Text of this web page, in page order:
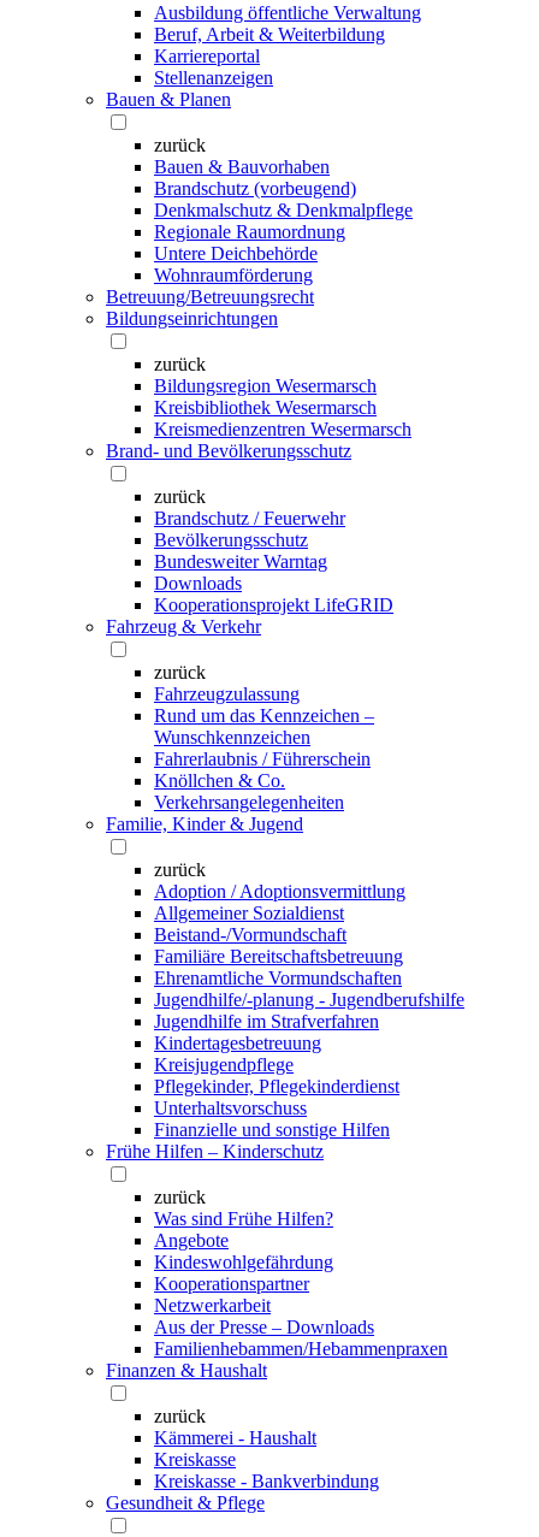
Ausbildung öffentliche Verwaltung
Beruf, Arbeit & Weiterbildung
Karriereportal
Stellenanzeigen
Bauen & Planen
zurück
Bauen & Bauvorhaben
Brandschutz (vorbeugend)
Denkmalschutz & Denkmalpflege
Regionale Raumordnung
Untere Deichbehörde
Wohnraumförderung
Betreuung/Betreuungsrecht
Bildungseinrichtungen
zurück
Bildungsregion Wesermarsch
Kreisbibliothek Wesermarsch
Kreismedienzentren Wesermarsch
Brand- und Bevölkerungsschutz
zurück
Brandschutz / Feuerwehr
Bevölkerungsschutz
Bundesweiter Warntag
Downloads
Kooperationsprojekt LifeGRID
Fahrzeug & Verkehr
zurück
Fahrzeugzulassung
Rund um das Kennzeichen –
Wunschkennzeichen
Fahrerlaubnis / Führerschein
Knöllchen & Co.
Verkehrsangelegenheiten
Familie, Kinder & Jugend
zurück
Adoption / Adoptionsvermittlung
Allgemeiner Sozialdienst
Beistand-/Vormundschaft
Familiäre Bereitschaftsbetreuung
Ehrenamtliche Vormundschaften
Jugendhilfe/-planung - Jugendberufshilfe
Jugendhilfe im Strafverfahren
Kindertagesbetreuung
Kreisjugendpflege
Pflegekinder, Pflegekinderdienst
Unterhaltsvorschuss
Finanzielle und sonstige Hilfen
Frühe Hilfen – Kinderschutz
zurück
Was sind Frühe Hilfen?
Angebote
Kindeswohlgefährdung
Kooperationspartner
Netzwerkarbeit
Aus der Presse – Downloads
Familienhebammen/Hebammenpraxen
Finanzen & Haushalt
zurück
Kämmerei - Haushalt
Kreiskasse
Kreiskasse - Bankverbindung
Gesundheit & Pflege